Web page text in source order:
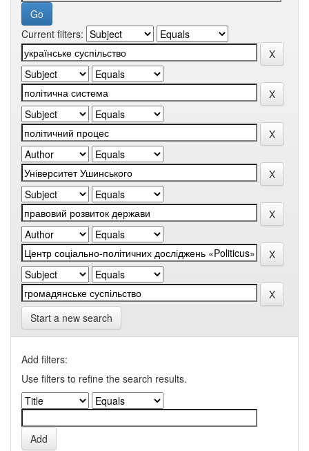
Current filters:
Start a new search
Add filters:
Use filters to refine the search results.